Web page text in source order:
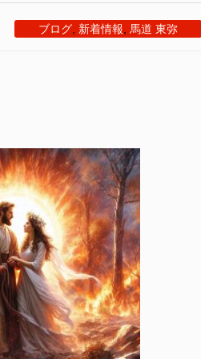
ブログ 新着情報 馬道 東弥